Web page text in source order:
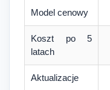
Model cenowy
Koszt po 5
latach
Aktualizacje